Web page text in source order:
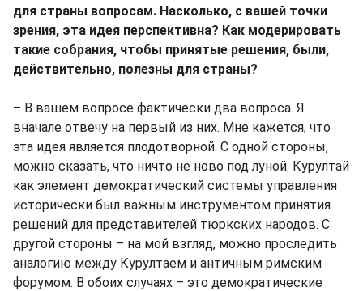
для страны вопросам. Насколько, с вашей точки
зрения, эта идея перспективна? Как модерировать
такие собрания, чтобы принятые решения, были,
действительно, полезны для страны?
– В вашем вопросе фактически два вопроса. Я
вначале отвечу на первый из них. Мне кажется, что
эта идея является плодотворной. С одной стороны,
можно сказать, что ничто не ново под луной. Курултай
как элемент демократический системы управления
исторически был важным инструментом принятия
решений для представителей тюркских народов. С
другой стороны – на мой взгляд, можно проследить
аналогию между Курултаем и античным римским
форумом. В обоих случаях – это демократические